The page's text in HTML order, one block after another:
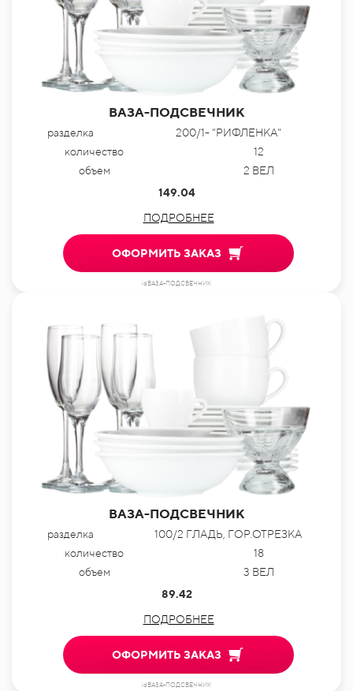
ВАЗА-ПОДСВЕЧНИК
разделка
200/1- "РИФЛЕНКА"
количество
12
объем
2 ВЕЛ
149.04
ПОДРОБНЕЕ
ОФОРМИТЬ ЗАКАЗ
idВАЗА-ПОДСВЕЧНИК
ВАЗА-ПОДСВЕЧНИК
разделка
100/2 ГЛАДЬ, ГОР.ОТРЕЗКА
количество
18
объем
3 ВЕЛ
89.42
ПОДРОБНЕЕ
ОФОРМИТЬ ЗАКАЗ
idВАЗА-ПОДСВЕЧНИК